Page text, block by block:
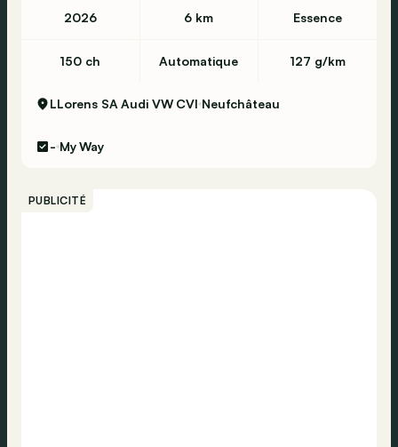
2026 6 km Essence
150 ch Automatique 127 g/km
LLorens SA Audi VW CVI Neufchâteau
- My Way
PUBLICITÉ